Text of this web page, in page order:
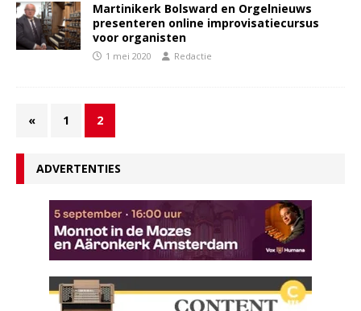
Martinikerk Bolsward en Orgelnieuws
presenteren online improvisatiecursus
voor organisten
1 mei 2020 Redactie
« 1 2
ADVERTENTIES